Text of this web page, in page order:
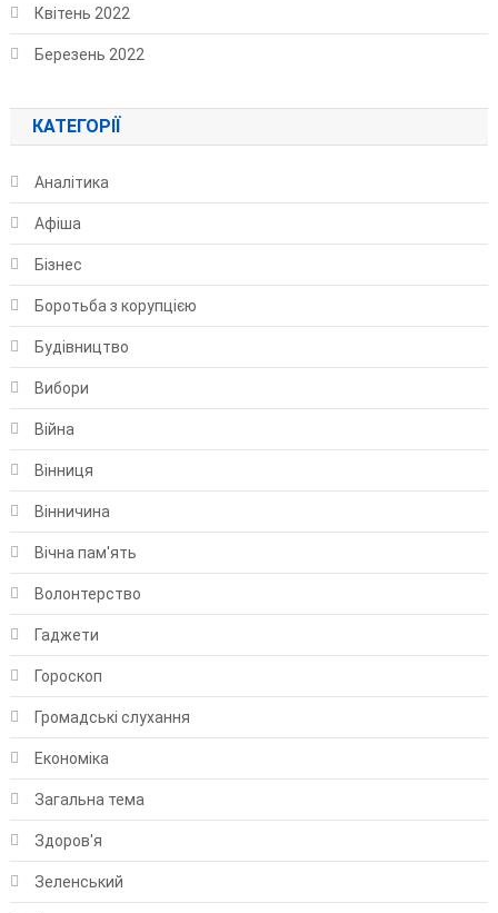
Квітень 2022
Березень 2022
КАТЕГОРІЇ
Аналітика
Афіша
Бізнес
Боротьба з корупцією
Будівництво
Вибори
Війна
Вінниця
Вінничина
Вічна пам'ять
Волонтерство
Гаджети
Гороскоп
Громадські слухання
Економіка
Загальна тема
Здоров'я
Зеленський